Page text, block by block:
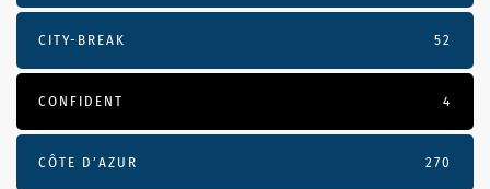
CITY-BREAK 52
CONFIDENT 4
CÔTE D’AZUR 270